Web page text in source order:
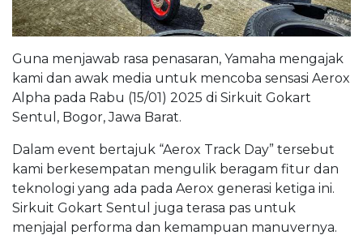
Guna menjawab rasa penasaran, Yamaha mengajak
kami dan awak media untuk mencoba sensasi Aerox
Alpha pada Rabu (15/01) 2025 di Sirkuit Gokart
Sentul, Bogor, Jawa Barat.
Dalam event bertajuk “Aerox Track Day” tersebut
kami berkesempatan mengulik beragam fitur dan
teknologi yang ada pada Aerox generasi ketiga ini.
Sirkuit Gokart Sentul juga terasa pas untuk
menjajal performa dan kemampuan manuvernya.